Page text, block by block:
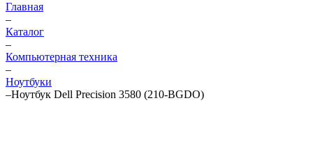
Главная
–
Каталог
–
Компьютерная техника
–
Ноутбуки
–Ноутбук Dell Precision 3580 (210-BGDO)